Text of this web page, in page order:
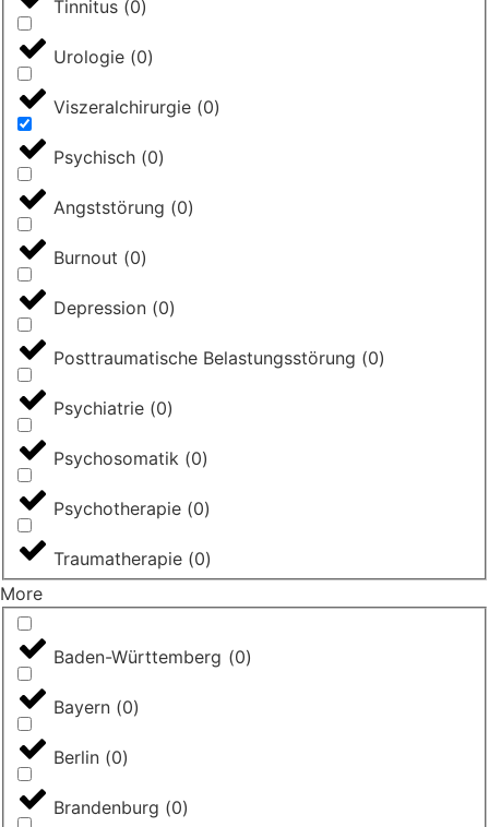
Tinnitus (0)
Urologie (0)
Viszeralchirurgie (0)
Psychisch (0)
Angststörung (0)
Burnout (0)
Depression (0)
Posttraumatische Belastungsstörung (0)
Psychiatrie (0)
Psychosomatik (0)
Psychotherapie (0)
Traumatherapie (0)
More
Baden-Württemberg (0)
Bayern (0)
Berlin (0)
Brandenburg (0)